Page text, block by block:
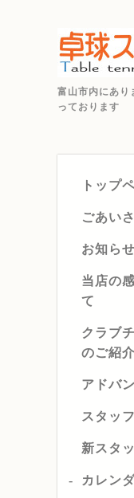
富山市内にあり
っております
トップ
ごあい
お知らせ
当店の
て
クラブ
のご紹介
アドバ
スタッ
新スタ
カレン